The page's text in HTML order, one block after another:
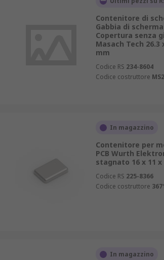
Contenitore di
Gabbia di
Copertura senza
Masach Tech 26.3
mm
Codice RS 234-8604
Codice costruttore
In magazzino
Contenitore per
PCB Wurth
stagnato 16 x 11 x
Codice RS 225-8366
Codice costruttore
In magazzino